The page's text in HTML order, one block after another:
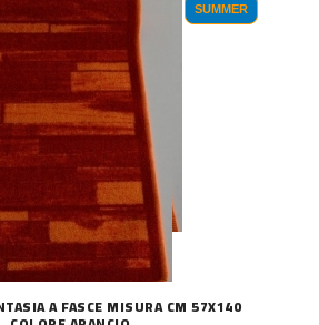
SUMMER
A FASCE MISURA CM 57X140